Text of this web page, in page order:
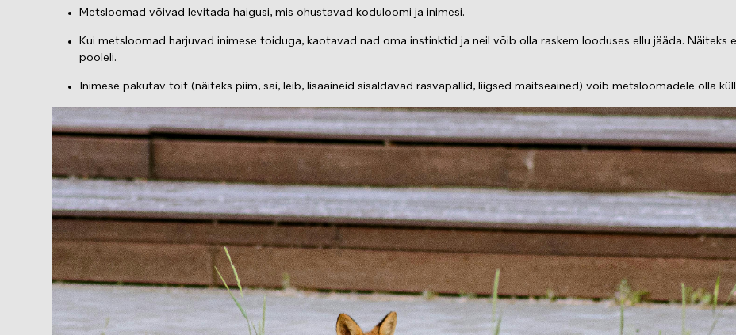
Metsloomad võivad levitada haigusi, mis ohustavad koduloomi ja inimesi.
Kui metsloomad harjuvad inimese toiduga, kaotavad nad oma instinktid ja neil võib olla raskem looduses ellu jääda. Näiteks
pooleli.
Inimese pakutav toit (näiteks piim, sai, leib, lisaaineid sisaldavad rasvapallid, liigsed maitseained) võib metsloomadele olla
Изображение